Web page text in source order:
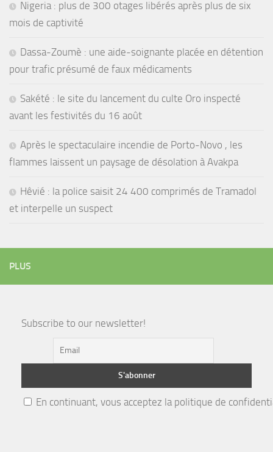
Nigeria : plus de 300 otages libérés après plus de six
mois de captivité
Dassa-Zoumè : une aide-soignante placée en détention
pour trafic présumé de faux médicaments
Sakété : le site du lancement du culte Oro inspecté
avant les festivités du 16 août
Après le spectaculaire incendie de Porto-Novo , les
flammes laissent un paysage de désolation à Avakpa
Hêvié : la police saisit 24 400 comprimés de Tramadol
et interpelle un suspect
PLUS
Subscribe to our newsletter!
En continuant, vous acceptez la politique de